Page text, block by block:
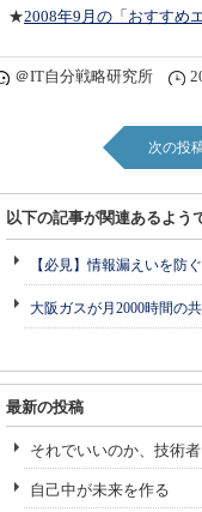
★2008年9月の「おすすめ
＠IT自分戦略研究所
次の投
以下の記事が関連あるよう
【必見】情報漏えいを防
大阪ガスが月2000時間の
最新の投稿
それでいいのか、技術者
自己中が未来を作る